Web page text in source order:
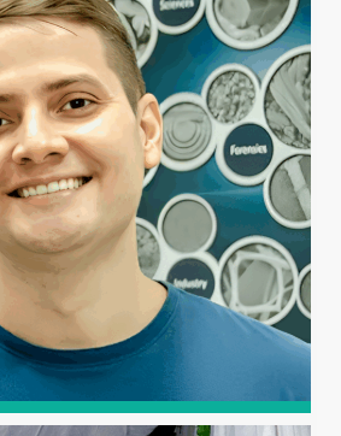
Agronômica (2009) e mestrado
(2011) pela Universidade Federal
e Mucuri (UFVJM). Doutor em
Universidade Federal de Viçosa
(UFV).